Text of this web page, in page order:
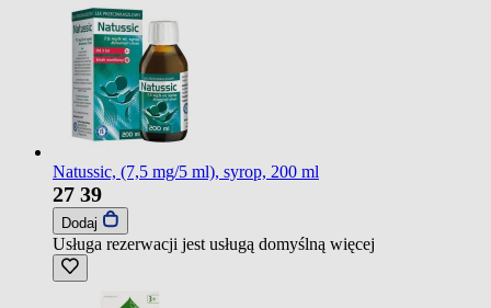
Natussic, (7,5 mg/5 ml), syrop, 200 ml
27 39
Dodaj
Usługa rezerwacji jest usługą domyślną więcej